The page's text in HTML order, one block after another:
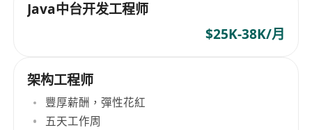
Java中台开发工程师
$25K-38K/月
架构工程师
豐厚薪酬，彈性花紅
五天工作周